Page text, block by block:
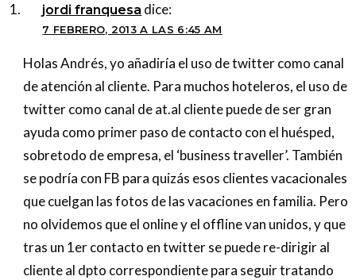
jordi franquesa dice:
7 FEBRERO, 2013 A LAS 6:45 AM
Holas Andrés, yo añadiría el uso de twitter como canal
de atención al cliente. Para muchos hoteleros, el uso de
twitter como canal de at.al cliente puede de ser gran
ayuda como primer paso de contacto con el huésped,
sobretodo de empresa, el ‘business traveller’. También
se podría con FB para quizás esos clientes vacacionales
que cuelgan las fotos de las vacaciones en familia. Pero
no olvidemos que el online y el offline van unidos, y que
tras un 1er contacto en twitter se puede re-dirigir al
cliente al dpto correspondiente para seguir tratando